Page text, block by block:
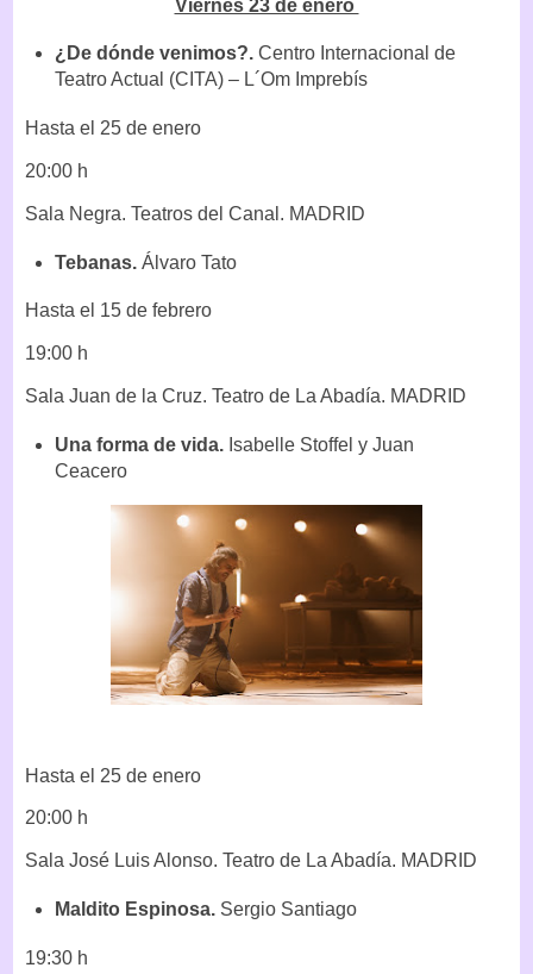
Viernes 23 de enero
¿De dónde venimos?. Centro Internacional de
Teatro Actual (CITA) – L´Om Imprebís
Hasta el 25 de enero
20:00 h
Sala Negra. Teatros del Canal. MADRID
Tebanas. Álvaro Tato
Hasta el 15 de febrero
19:00 h
Sala Juan de la Cruz. Teatro de La Abadía. MADRID
Una forma de vida. Isabelle Stoffel y Juan
Ceacero
Hasta el 25 de enero
20:00 h
Sala José Luis Alonso. Teatro de La Abadía. MADRID
Maldito Espinosa. Sergio Santiago
19:30 h